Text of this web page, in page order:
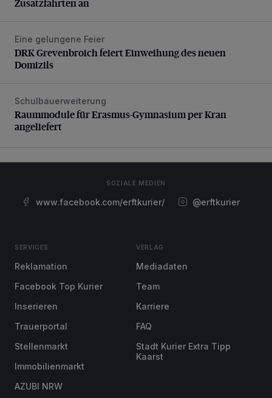
Zusatzfahrten an
DRK Grevenbroich feiert Einweihung des neuen Domizils
Eine gelungene Feier
DRK Grevenbroich feiert Einweihung des neuen
Domizils
Raummodule für Erasmus-Gymnasium per Kran angeliefert
Schulbauerweiterung
Raummodule für Erasmus-Gymnasium per Kran
angeliefert
SOZIALE MEDIEN
www.facebook.com/erftkurier/ @erftkurier
SERVICES
Reklamation
Facebook Top Kurier
Inserieren
Trauerportal
Stellenmarkt
Immobilienmarkt
AZUBI NRW
VERLAG
Mediadaten
Team
Karriere
FAQ
Stadt Kurier Extra Tipp
Kaarst